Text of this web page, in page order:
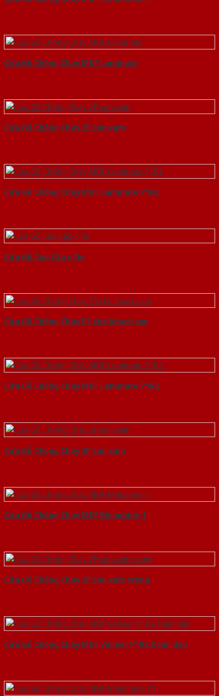
Cửa Gỗ Chống Cháy MDF Laminate
Cửa Gỗ Chống Cháy 2P son xam
Cửa Gỗ Chống Cháy MDF Laminate P1R2
Cửa Gỗ Cao Cấp o fix
Cửa Gỗ Chống Cháy P1 cho khach san
Cửa Gỗ Chống Cháy MDF Laminate P1R2
Cửa Gỗ Chống Cháy 2P son xam
Cửa Gỗ Chống Cháy MDF Melamine 1
Cửa Gỗ Chống Cháy 2P son xam trang
Cửa Gỗ Chống Cháy MDF Veneer P1R2 Xoan dao